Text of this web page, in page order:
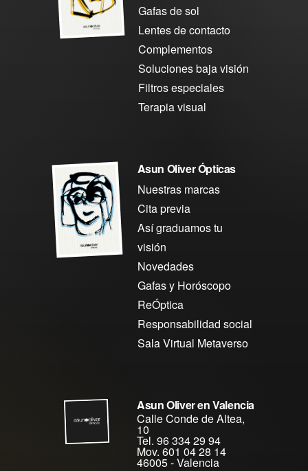
Gafas de sol
Lentes de contacto
Complementos
Soluciones baja visión
Filtros especiales
Terapia visual
Asun Oliver Ópticas
Nuestras marcas
Cita previa
Así graduamos tu
visión
Novedades
Gafas y Horóscopo
ReÓptica
Responsabilidad social
Sala Virtual Metaverso
Asun Oliver en Valencia
Calle Conde de Altea,
10
Tel. 96 334 29 94
Mov. 601 04 28 14
46005-Valencia